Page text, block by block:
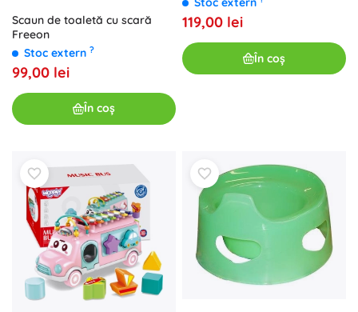
Scaun de toaletă cu scară
Freeon
Stoc extern ?
99,00 lei
În coș
119,00 lei
În coș